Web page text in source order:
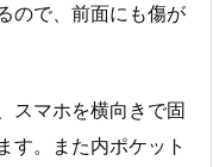
ので、前面にも傷が
スマホを横向きで固
す。また内ポケット